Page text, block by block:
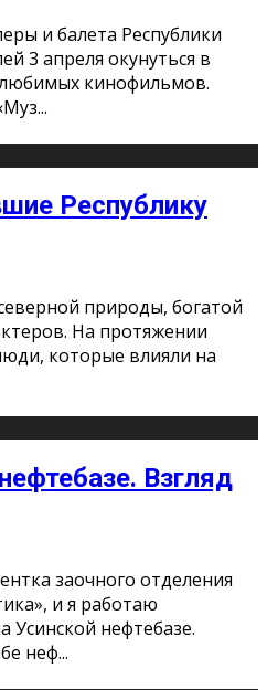
и балета Республики
3 апреля окунуться в
кинофильмов.
...
Республику
природы, богатой
На протяжении
которые влияли на
Взгляд
заочного отделения
и я работаю
нефтебазе.
неф...